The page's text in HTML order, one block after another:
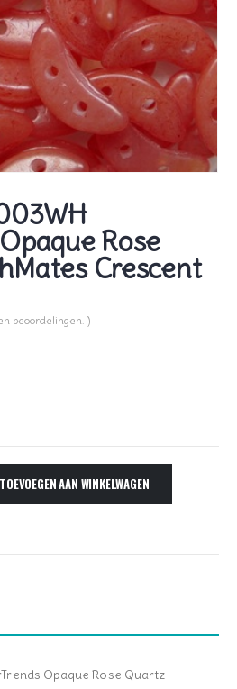
Rose
Crescent
beoordelingen. )
TOEVOEGEN AAN WINKELWAGEN
Opaque Rose Quartz